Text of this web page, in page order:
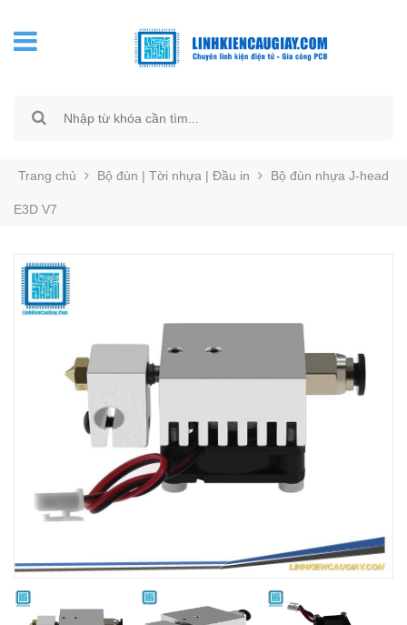
Trang chủ Bộ đùn | Tời nhựa | Đầu in Bộ đùn nhựa J-head
E3D V7